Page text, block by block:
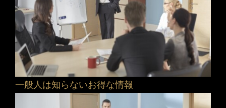
一般人は知らないお得な情報